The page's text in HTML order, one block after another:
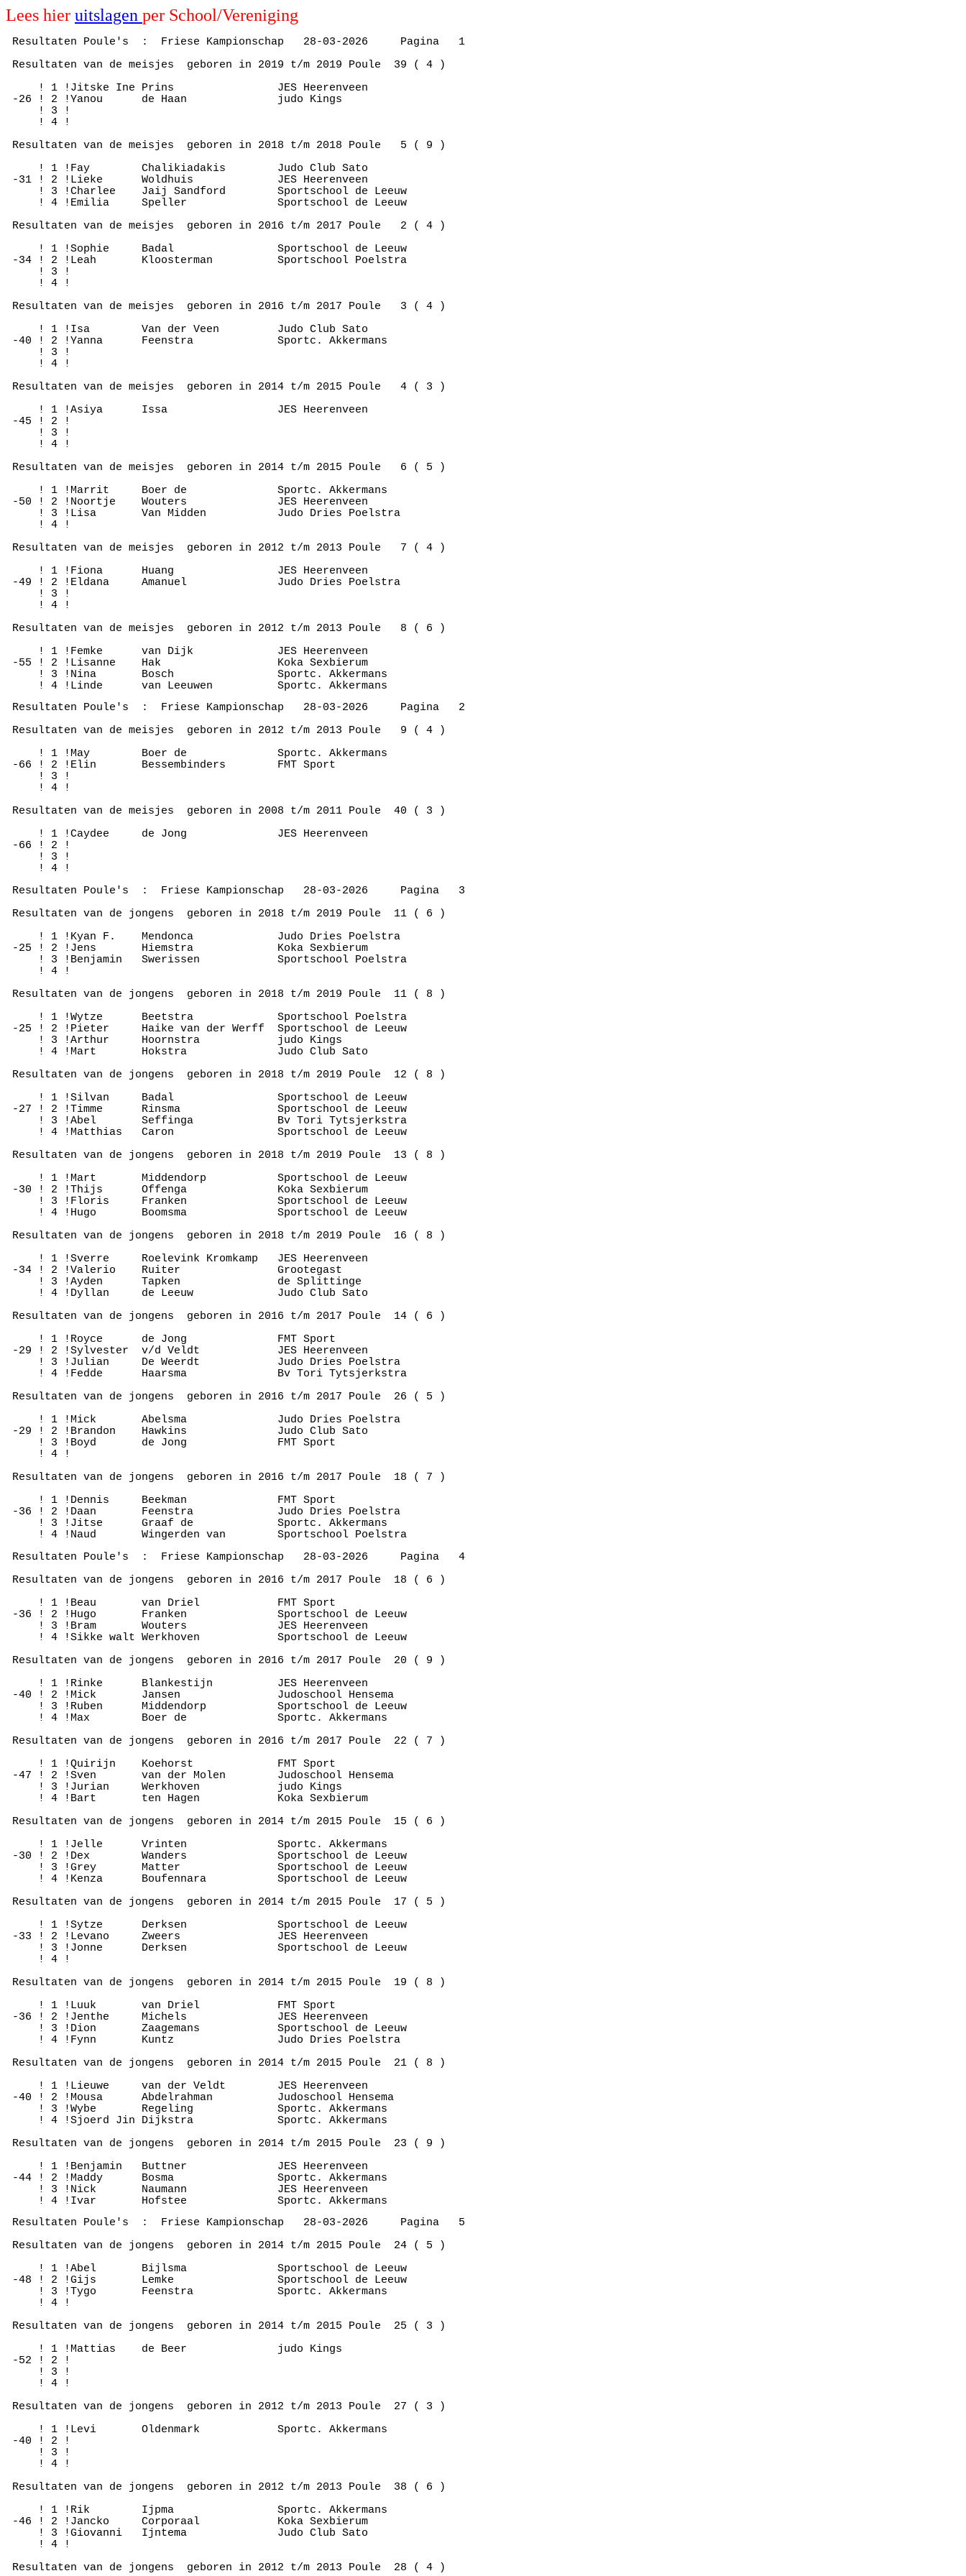
Lees hier uitslagen per School/Vereniging
Resultaten Poule's  :  Friese Kampionschap   28-03-2026     Pagina   1
Resultaten van de meisjes  geboren in 2019 t/m 2019 Poule  39 ( 4 )
     ! 1 !Jitske Ine Prins                JES Heerenveen
-26 ! 2 !Yanou      de Haan              judo Kings
     ! 3 !
     ! 4 !
Resultaten van de meisjes  geboren in 2018 t/m 2018 Poule   5 ( 9 )
     ! 1 !Fay        Chalikiadakis        Judo Club Sato
-31 ! 2 !Lieke      Woldhuis             JES Heerenveen
     ! 3 !Charlee    Jaij Sandford        Sportschool de Leeuw
     ! 4 !Emilia     Speller              Sportschool de Leeuw
Resultaten van de meisjes  geboren in 2016 t/m 2017 Poule   2 ( 4 )
     ! 1 !Sophie     Badal                Sportschool de Leeuw
-34 ! 2 !Leah       Kloosterman          Sportschool Poelstra
     ! 3 !
     ! 4 !
Resultaten van de meisjes  geboren in 2016 t/m 2017 Poule   3 ( 4 )
     ! 1 !Isa        Van der Veen         Judo Club Sato
-40 ! 2 !Yanna      Feenstra             Sportc. Akkermans
     ! 3 !
     ! 4 !
Resultaten van de meisjes  geboren in 2014 t/m 2015 Poule   4 ( 3 )
     ! 1 !Asiya      Issa                 JES Heerenveen
-45 ! 2 !
     ! 3 !
     ! 4 !
Resultaten van de meisjes  geboren in 2014 t/m 2015 Poule   6 ( 5 )
     ! 1 !Marrit     Boer de              Sportc. Akkermans
-50 ! 2 !Noortje    Wouters              JES Heerenveen
     ! 3 !Lisa       Van Midden           Judo Dries Poelstra
     ! 4 !
Resultaten van de meisjes  geboren in 2012 t/m 2013 Poule   7 ( 4 )
     ! 1 !Fiona      Huang                JES Heerenveen
-49 ! 2 !Eldana     Amanuel              Judo Dries Poelstra
     ! 3 !
     ! 4 !
Resultaten van de meisjes  geboren in 2012 t/m 2013 Poule   8 ( 6 )
     ! 1 !Femke      van Dijk             JES Heerenveen
-55 ! 2 !Lisanne    Hak                  Koka Sexbierum
     ! 3 !Nina       Bosch                Sportc. Akkermans
Resultaten Poule's  :  Friese Kampionschap   28-03-2026     Pagina   2
Resultaten van de meisjes  geboren in 2012 t/m 2013 Poule   9 ( 4 )
     ! 1 !May        Boer de              Sportc. Akkermans
-66 ! 2 !Elin       Bessembinders        FMT Sport
     ! 3 !
     ! 4 !
Resultaten van de meisjes  geboren in 2008 t/m 2011 Poule  40 ( 3 )
     ! 1 !Caydee     de Jong              JES Heerenveen
-66 ! 2 !
     ! 3 !
Resultaten Poule's  :  Friese Kampionschap   28-03-2026     Pagina   3
Resultaten van de jongens  geboren in 2018 t/m 2019 Poule  11 ( 6 )
     ! 1 !Kyan F.    Mendonca             Judo Dries Poelstra
-25 ! 2 !Jens       Hiemstra             Koka Sexbierum
     ! 3 !Benjamin   Swerissen            Sportschool Poelstra
     ! 4 !
Resultaten van de jongens  geboren in 2018 t/m 2019 Poule  11 ( 8 )
     ! 1 !Wytze      Beetstra             Sportschool Poelstra
-25 ! 2 !Pieter     Haike van der Werff  Sportschool de Leeuw
     ! 3 !Arthur     Hoornstra            judo Kings
     ! 4 !Mart       Hokstra              Judo Club Sato
Resultaten van de jongens  geboren in 2018 t/m 2019 Poule  12 ( 8 )
     ! 1 !Silvan     Badal                Sportschool de Leeuw
-27 ! 2 !Timme      Rinsma               Sportschool de Leeuw
     ! 3 !Abel       Seffinga             Bv Tori Tytsjerkstra
     ! 4 !Matthias   Caron                Sportschool de Leeuw
Resultaten van de jongens  geboren in 2018 t/m 2019 Poule  13 ( 8 )
     ! 1 !Mart       Middendorp           Sportschool de Leeuw
-30 ! 2 !Thijs      Offenga              Koka Sexbierum
     ! 3 !Floris     Franken              Sportschool de Leeuw
     ! 4 !Hugo       Boomsma              Sportschool de Leeuw
Resultaten van de jongens  geboren in 2018 t/m 2019 Poule  16 ( 8 )
     ! 1 !Sverre     Roelevink Kromkamp   JES Heerenveen
-34 ! 2 !Valerio    Ruiter               Grootegast
     ! 3 !Ayden      Tapken               de Splittinge
     ! 4 !Dyllan     de Leeuw             Judo Club Sato
Resultaten van de jongens  geboren in 2016 t/m 2017 Poule  14 ( 6 )
     ! 1 !Royce      de Jong              FMT Sport
-29 ! 2 !Sylvester  v/d Veldt            JES Heerenveen
     ! 3 !Julian     De Weerdt            Judo Dries Poelstra
     ! 4 !Fedde      Haarsma              Bv Tori Tytsjerkstra
Resultaten van de jongens  geboren in 2016 t/m 2017 Poule  26 ( 5 )
     ! 1 !Mick       Abelsma              Judo Dries Poelstra
-29 ! 2 !Brandon    Hawkins              Judo Club Sato
     ! 3 !Boyd       de Jong              FMT Sport
     ! 4 !
Resultaten van de jongens  geboren in 2016 t/m 2017 Poule  18 ( 7 )
     ! 1 !Dennis     Beekman              FMT Sport
-36 ! 2 !Daan       Feenstra             Judo Dries Poelstra
     ! 3 !Jitse      Graaf de             Sportc. Akkermans
Resultaten Poule's  :  Friese Kampionschap   28-03-2026     Pagina   4
Resultaten van de jongens  geboren in 2016 t/m 2017 Poule  18 ( 6 )
     ! 1 !Beau       van Driel            FMT Sport
-36 ! 2 !Hugo       Franken              Sportschool de Leeuw
     ! 3 !Bram       Wouters              JES Heerenveen
     ! 4 !Sikke walt Werkhoven            Sportschool de Leeuw
Resultaten van de jongens  geboren in 2016 t/m 2017 Poule  20 ( 9 )
     ! 1 !Rinke      Blankestijn          JES Heerenveen
-40 ! 2 !Mick       Jansen               Judoschool Hensema
     ! 3 !Ruben      Middendorp           Sportschool de Leeuw
     ! 4 !Max        Boer de              Sportc. Akkermans
Resultaten van de jongens  geboren in 2016 t/m 2017 Poule  22 ( 7 )
     ! 1 !Quirijn    Koehorst             FMT Sport
-47 ! 2 !Sven       van der Molen        Judoschool Hensema
     ! 3 !Jurian     Werkhoven            judo Kings
     ! 4 !Bart       ten Hagen            Koka Sexbierum
Resultaten van de jongens  geboren in 2014 t/m 2015 Poule  15 ( 6 )
     ! 1 !Jelle      Vrinten              Sportc. Akkermans
-30 ! 2 !Dex        Wanders              Sportschool de Leeuw
     ! 3 !Grey       Matter               Sportschool de Leeuw
     ! 4 !Kenza      Boufennara           Sportschool de Leeuw
Resultaten van de jongens  geboren in 2014 t/m 2015 Poule  17 ( 5 )
     ! 1 !Sytze      Derksen              Sportschool de Leeuw
-33 ! 2 !Levano     Zweers               JES Heerenveen
     ! 3 !Jonne      Derksen              Sportschool de Leeuw
     ! 4 !
Resultaten van de jongens  geboren in 2014 t/m 2015 Poule  19 ( 8 )
     ! 1 !Luuk       van Driel            FMT Sport
-36 ! 2 !Jenthe     Michels              JES Heerenveen
     ! 3 !Dion       Zaagemans            Sportschool de Leeuw
     ! 4 !Fynn       Kuntz                Judo Dries Poelstra
Resultaten van de jongens  geboren in 2014 t/m 2015 Poule  21 ( 8 )
     ! 1 !Lieuwe     van der Veldt        JES Heerenveen
-40 ! 2 !Mousa      Abdelrahman          Judoschool Hensema
     ! 3 !Wybe       Regeling             Sportc. Akkermans
     ! 4 !Sjoerd Jin Dijkstra             Sportc. Akkermans
Resultaten van de jongens  geboren in 2014 t/m 2015 Poule  23 ( 9 )
     ! 1 !Benjamin   Buttner              JES Heerenveen
-44 ! 2 !Maddy      Bosma                Sportc. Akkermans
     ! 3 !Nick       Naumann              JES Heerenveen
Resultaten Poule's  :  Friese Kampionschap   28-03-2026     Pagina   5
Resultaten van de jongens  geboren in 2014 t/m 2015 Poule  24 ( 5 )
     ! 1 !Abel       Bijlsma              Sportschool de Leeuw
-48 ! 2 !Gijs       Lemke                Sportschool de Leeuw
     ! 3 !Tygo       Feenstra             Sportc. Akkermans
     ! 4 !
Resultaten van de jongens  geboren in 2014 t/m 2015 Poule  25 ( 3 )
     ! 1 !Mattias    de Beer              judo Kings
-52 ! 2 !
     ! 3 !
     ! 4 !
Resultaten van de jongens  geboren in 2012 t/m 2013 Poule  27 ( 3 )
     ! 1 !Levi       Oldenmark            Sportc. Akkermans
-40 ! 2 !
     ! 3 !
     ! 4 !
Resultaten van de jongens  geboren in 2012 t/m 2013 Poule  38 ( 6 )
     ! 1 !Rik        Ijpma                Sportc. Akkermans
-46 ! 2 !Jancko     Corporaal            Koka Sexbierum
     ! 3 !Giovanni   Ijntema              Judo Club Sato
     ! 4 !
Resultaten van de jongens  geboren in 2012 t/m 2013 Poule  28 ( 4 )